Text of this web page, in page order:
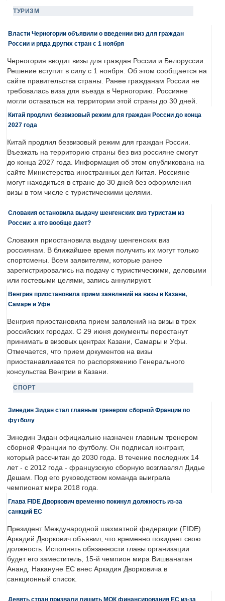
ТУРИЗМ
Власти Черногории объявили о введении виз для граждан
России и ряда других стран с 1 ноября
Черногория вводит визы для граждан России и Белоруссии.
Решение вступит в силу с 1 ноября. Об этом сообщается на
сайте правительства страны. Ранее гражданам России не
требовалась виза для въезда в Черногорию. Россияне
могли оставаться на территории этой страны до 30 дней.
Китай продлил безвизовый режим для граждан России до конца
2027 года
Китай продлил безвизовый режим для граждан России.
Въезжать на территорию страны без виз россияне смогут
до конца 2027 года. Информация об этом опубликована на
сайте Министерства иностранных дел Китая. Россияне
могут находиться в стране до 30 дней без оформления
визы в том числе с туристическими целями.
Словакия остановила выдачу шенгенских виз туристам из
России: а кто вообще дает?
Словакия приостановила выдачу шенгенских виз
россиянам. В ближайшее время получить их могут только
спортсмены. Всем заявителям, которые ранее
зарегистрировались на подачу с туристическими, деловыми
или гостевыми целями, запись аннулируют.
Венгрия приостановила прием заявлений на визы в Казани,
Самаре и Уфе
Венгрия приостановила прием заявлений на визы в трех
российских городах. С 29 июня документы перестанут
принимать в визовых центрах Казани, Самары и Уфы.
Отмечается, что прием документов на визы
приостанавливается по распоряжению Генерального
консульства Венгрии в Казани.
СПОРТ
Зинедин Зидан стал главным тренером сборной Франции по
футболу
Зинедин Зидан официально назначен главным тренером
сборной Франции по футболу. Он подписал контракт,
который рассчитан до 2030 года. В течение последних 14
лет - с 2012 года - французскую сборную возглавлял Дидье
Дешам. Под его руководством команда выиграла
чемпионат мира 2018 года.
Глава FIDE Дворкович временно покинул должность из-за
санкций ЕС
Президент Международной шахматной федерации (FIDE)
Аркадий Дворкович объявил, что временно покидает свою
должность. Исполнять обязанности главы организации
будет его заместитель, 15-й чемпион мира Вишванатан
Ананд. Накануне ЕС внес Аркадия Дворковича в
санкционный список.
Девять стран призвали лишить МОК финансирования ЕС из-за